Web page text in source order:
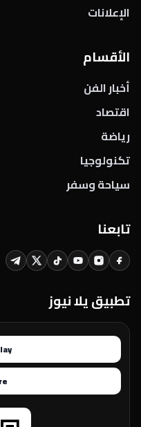
الإعلانات
الأقسام
أخبار الفن
اقتصاد
رياضة
تكنولوجيا
سياحة وسفر
تابعنا
تطبيق يلا نيوز